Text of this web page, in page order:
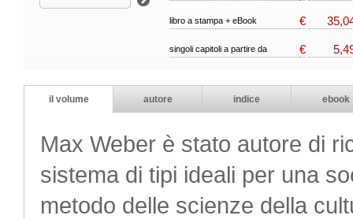
libro a stampa + eBook €
singoli capitoli a partire da €
il volume autore indice ebook
Max Weber è stato autore di
sistema di tipi ideali per una
metodo delle scienze della